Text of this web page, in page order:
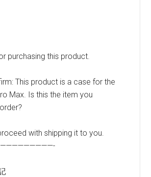
purchasing this product.
This product is a case for the
Max. Is this the item you
with shipping it to you.